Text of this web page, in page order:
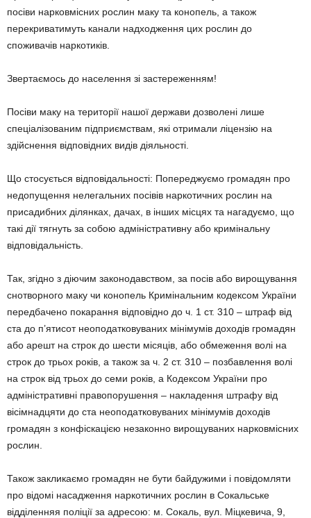
посіви нарковмісних рослин маку та конопель, а також
перекриватимуть канали надходження цих рослин до
споживачів наркотиків.
Звертаємось до населення зі застереженням!
Посіви маку на території нашої держави дозволені лише
спеціалізованим підприємствам, які отримали ліцензію на
здійснення відповідних видів діяльності.
Що стосується відповідальності: Попереджуємо громадян про
недопущення нелегальних посівів наркотичних рослин на
присадибних ділянках, дачах, в інших місцях та нагадуємо, що
такі дії тягнуть за собою адміністративну або кримінальну
відповідальність.
Так, згідно з діючим законодавством, за посів або вирощування
снотворного маку чи конопель Кримінальним кодексом України
передбачено покарання відповідно до ч. 1 ст. 310 – штраф від
ста до п’ятисот неоподатковуваних мінімумів доходів громадян
або арешт на строк до шести місяців, або обмеження волі на
строк до трьох років, а також за ч. 2 ст. 310 – позбавлення волі
на строк від трьох до семи років, а Кодексом України про
адміністративні правопорушення – накладення штрафу від
вісімнадцяти до ста неоподатковуваних мінімумів доходів
громадян з конфіскацією незаконно вирощуваних нарковмісних
рослин.
Також закликаємо громадян не бути байдужими і повідомляти
про відомі насадження наркотичних рослин в Сокальське
відділенняя поліції за адресою: м. Сокаль, вул. Міцкевича, 9,